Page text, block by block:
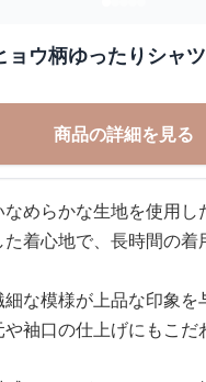
ョウ柄ゆったりシャツ
商品の詳細を見る
めらかな生地を使用し
着心地で、長時間の着
細な模様が上品な印象
袖口の仕上げにもこだ